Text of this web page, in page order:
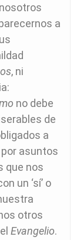
a
, ni
no debe
de
a
asuntos
que nos
un ‘sí’ o
otros
Evangelio.